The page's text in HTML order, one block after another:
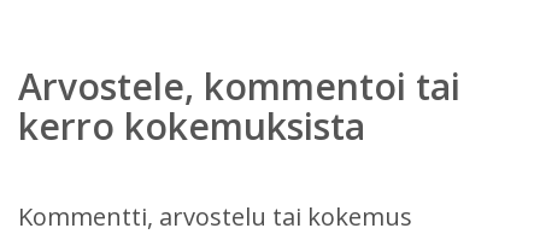
Arvostele, kommentoi tai
kerro kokemuksista
Kommentti, arvostelu tai kokemus